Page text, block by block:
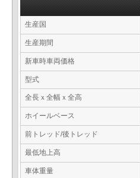
生産国
生産期間
新車時車両価格
型式
全長ｘ全幅ｘ全高
ホイールベース
前トレッド/後トレッド
最低地上高
車体重量